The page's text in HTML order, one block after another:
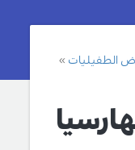
الطفيليات